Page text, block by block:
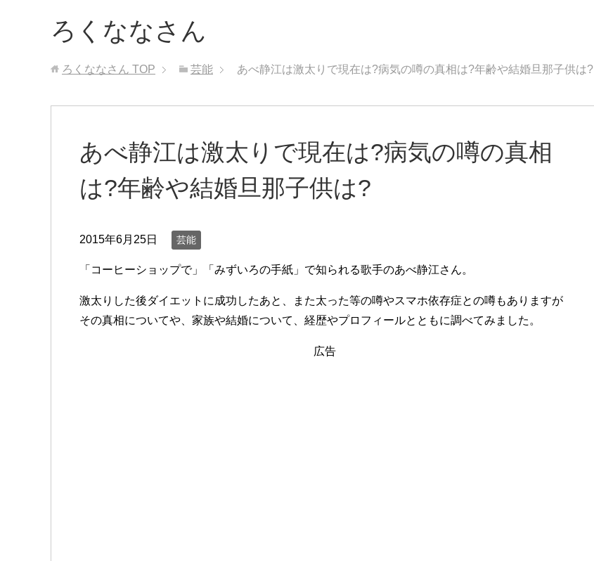
ろくななさん
ろくななさん TOP 芸能 あべ静江は激太りで現在は?病気の噂の真相は?年齢や結婚旦那子供は?
あべ静江は激太りで現在は?病気の噂の真相
は?年齢や結婚旦那子供は?
2015年6月25日 芸能
「コーヒーショップで」「みずいろの手紙」で知られる歌手のあべ静江さん。
激太りした後ダイエットに成功したあと、また太った等の噂やスマホ依存症との噂もありますが
その真相についてや、家族や結婚について、経歴やプロフィールとともに調べてみました。
広告